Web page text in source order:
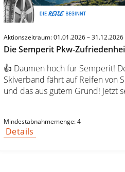
Aktionszeitraum: 01.01.2026 – 31.12.2026
Die Semperit Pkw-
👍 Daumen hoch für Semperit! Der Deutsche
Skiverband fährt auf Reifen von
und das aus gutem Grund! Jetzt selbst testen:
Nicht zufrieden? Wir erstatten
Montagekosten zurück – ohne
Mindestabnahmemenge: 4
Details